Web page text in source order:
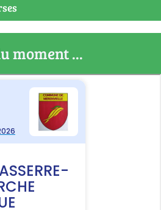
moment ...